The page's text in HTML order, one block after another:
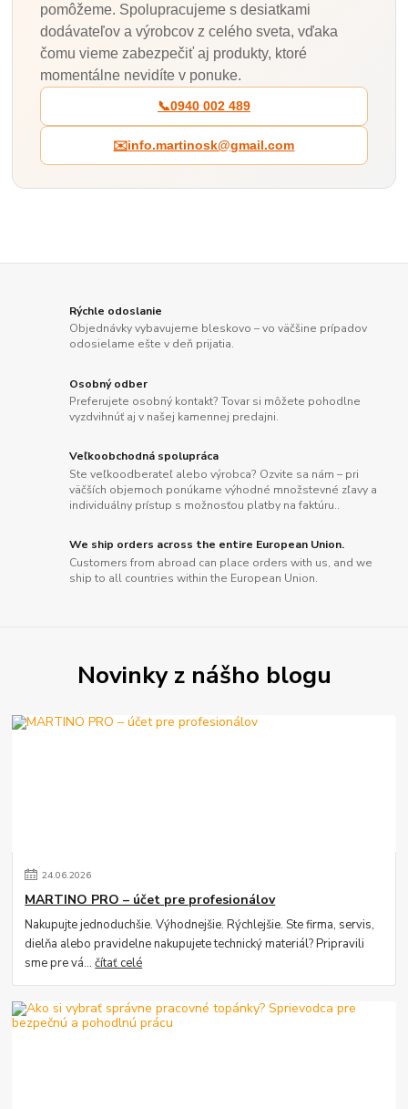
pomôžeme. Spolupracujeme s desiatkami
dodávateľov a výrobcov z celého sveta, vďaka
čomu vieme zabezpečiť aj produkty, ktoré
momentálne nevidíte v ponuke.
📞0940 002 489
✉️info.martinosk@gmail.com
Rýchle odoslanie
Objednávky vybavujeme bleskovo – vo väčšine prípadov
odosielame ešte v deň prijatia.
Osobný odber
Preferujete osobný kontakt? Tovar si môžete pohodlne
vyzdvihnúť aj v našej kamennej predajni.
Veľkoobchodná spolupráca
Ste veľkoodberateľ alebo výrobca? Ozvite sa nám – pri
väčších objemoch ponúkame výhodné množstevné zľavy a
individuálny prístup s možnosťou platby na faktúru..
We ship orders across the entire European Union.
Customers from abroad can place orders with us, and we
ship to all countries within the European Union.
Novinky z nášho blogu
24.06.2026
MARTINO PRO – účet pre profesionálov
Nakupujte jednoduchšie. Výhodnejšie. Rýchlejšie. Ste firma, servis,
dielňa alebo pravidelne nakupujete technický materiál? Pripravili
sme pre vá...čítať celé